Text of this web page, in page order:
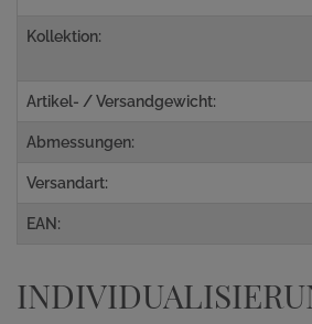
Kollektion:
Artikel- / Versandgewicht:
Abmessungen:
Versandart:
EAN: